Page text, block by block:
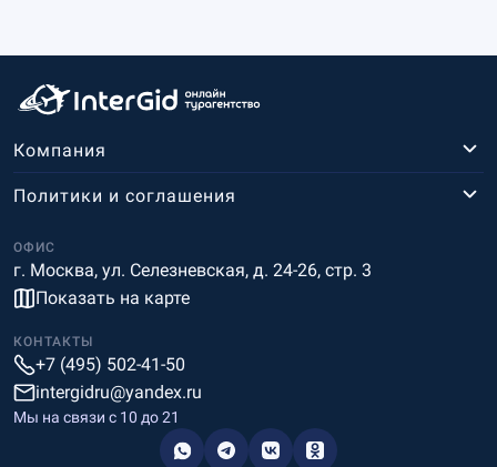
Компания
ОФИС
г. Москва, ул. Селезневская, д. 24-26, стр. 3
Показать на карте
Политики и соглашения
КОНТАКТЫ
+7 (495) 502-41-50
intergidru@yandex.ru
Мы на связи c 10 до 21